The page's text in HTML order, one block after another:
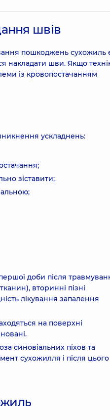
швів
пошкоджень сухожиль
накладати шви. Якщо
із кровопостачанням
ускладнень:
зіставити;
доби після
вторинні пізні
лікування запалення
на поверхні
синовіальних піхов та
сухожилля і після цього